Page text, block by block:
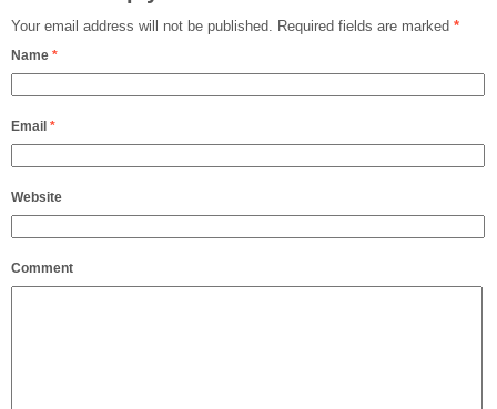
Your email address will not be published. Required fields are marked *
Name *
Email *
Website
Comment